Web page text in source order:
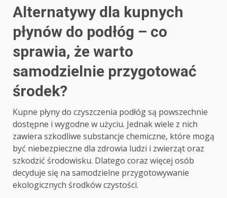
Alternatywy dla kupnych
płynów do podłóg – co
sprawia, że warto
samodzielnie przygotować
środek?
Kupne płyny do czyszczenia podłóg są powszechnie
dostępne i wygodne w użyciu. Jednak wiele z nich
zawiera szkodliwe substancje chemiczne, które mogą
być niebezpieczne dla zdrowia ludzi i zwierząt oraz
szkodzić środowisku. Dlatego coraz więcej osób
decyduje się na samodzielne przygotowywanie
ekologicznych środków czystości.